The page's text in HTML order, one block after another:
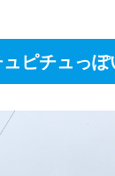
ピチュっぽ